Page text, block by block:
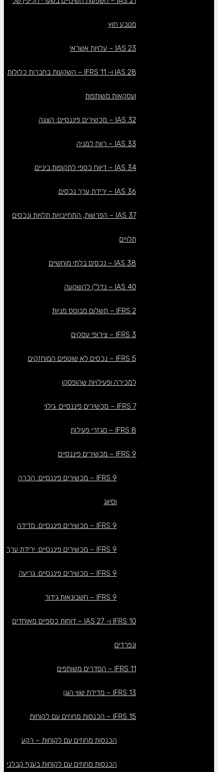
מטבע חוץ
IAS 23 – עלויות אשראי
IAS 28 ו- IFRS 11 – השקעות בחברות כלולות
ועסקאות משותפות
IAS 32 – מכשירים פיננסיים: הצגה
IAS 33 – רווח למניה
IAS 34 – דיווח כספי לתקופות ביניים
IAS 36 – ירידת ערך נכסים
IAS 37 – הפרשות, התחייבויות תלויות ונכסים
תלויים
IAS 38 – נכסים בלתי מוחשיים
IAS 40 – נדל”ן להשקעה
IFRS 2 – תשלום מבוסס מניות
IFRS 3 – צירופי עסקים
IFRS 5 – נכסים לא שוטפים המוחזקים
למכירה ופעילויות שהופסקו
IFRS 7 – מכשירים פיננסיים: גילוי
IFRS 8 – מגזרי פעילות
IFRS 9 – מכשירים פיננסיים
IFRS 9 – מכשירים פיננסיים: הכרה
וסיווג
IFRS 9 – מכשירים פיננסיים: מדידה
IFRS 9 – מכשירים פיננסיים: ירידת ערך
IFRS 9 – מכשירים פיננסיים: גריעה
IFRS 9 – חשבונאות גידור
IFRS 10 ו- IAS 27 – דוחות כספיים מאוחדים
ונפרדים
IFRS 11 – הסדרים משותפים
IFRS 13 – מדידת שווי הוגן
IFRS 15 – הכנסות מחוזים עם לקוחות
הכנסות מחוזים עם לקוחות – רקע
הכנסות מחוזים עם לקוחות בענף קבלני